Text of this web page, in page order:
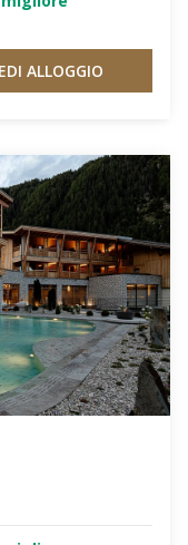
ALLOGGIO